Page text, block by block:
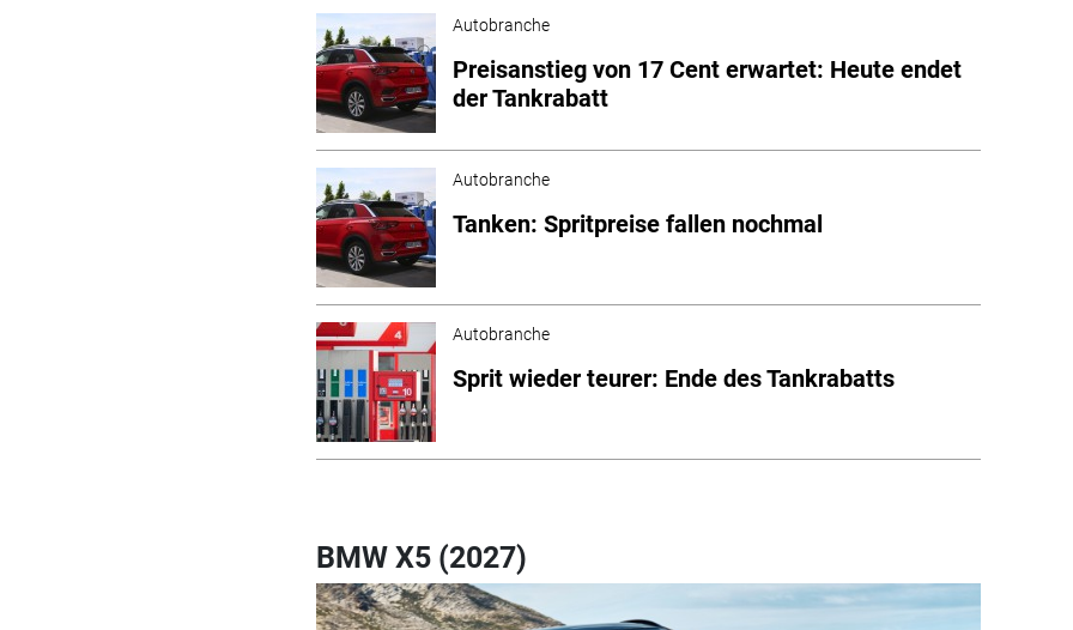
Autobranche
Preisanstieg von 17 Cent erwartet: Heute endet
der Tankrabatt
Autobranche
Tanken: Spritpreise fallen nochmal
Autobranche
Sprit wieder teurer: Ende des Tankrabatts
BMW X5 (2027)